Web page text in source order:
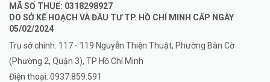
MÃ SỐ THUẾ: 0318298927
DO SỞ KẾ HOẠCH VÀ ĐẦU TƯ TP. HỒ CHÍ MINH CẤP NGÀY
05/02/2024
Trụ sở chính: 117 - 119 Nguyễn Thiện Thuật, Phường Bàn Cờ
(Phường 2, Quận 3), TP Hồ Chí Minh
Điện thoại: 0937.859.591